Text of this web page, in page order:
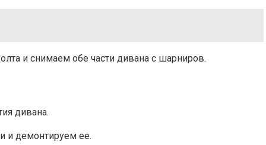
и снимаем обе части дивана с шарниров.
дивана.
и демонтируем ее.